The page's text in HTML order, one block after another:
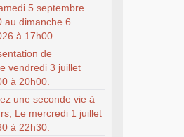
5 septembre
au dimanche 6
à 17h00.
de
vendredi 3 juillet
à 20h00.
une seconde vie à
Le mercredi 1 juillet
à 22h30.